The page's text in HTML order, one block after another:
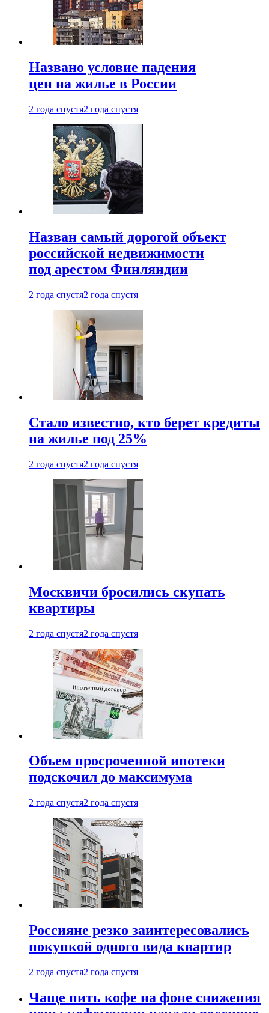
Названо условие падения
цен на жилье в России
2 года спустя2 года спустя
Назван самый дорогой объект
российской недвижимости
под арестом Финляндии
2 года спустя2 года спустя
Стало известно, кто берет кредиты
на жилье под 25%
2 года спустя2 года спустя
Москвичи бросились скупать
квартиры
2 года спустя2 года спустя
Объем просроченной ипотеки
подскочил до максимума
2 года спустя2 года спустя
Россияне резко заинтересовались
покупкой одного вида квартир
2 года спустя2 года спустя
Чаще пить кофе на фоне снижения